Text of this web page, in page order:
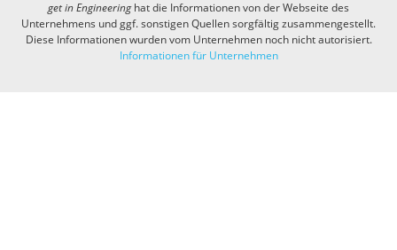
get in Engineeringhat die Informationen von der Webseite des
Unternehmens und ggf. sonstigen Quellen sorgfältig zusammengestellt.
Diese Informationen wurden vom Unternehmen noch nicht autorisiert.
Informationen für Unternehmen